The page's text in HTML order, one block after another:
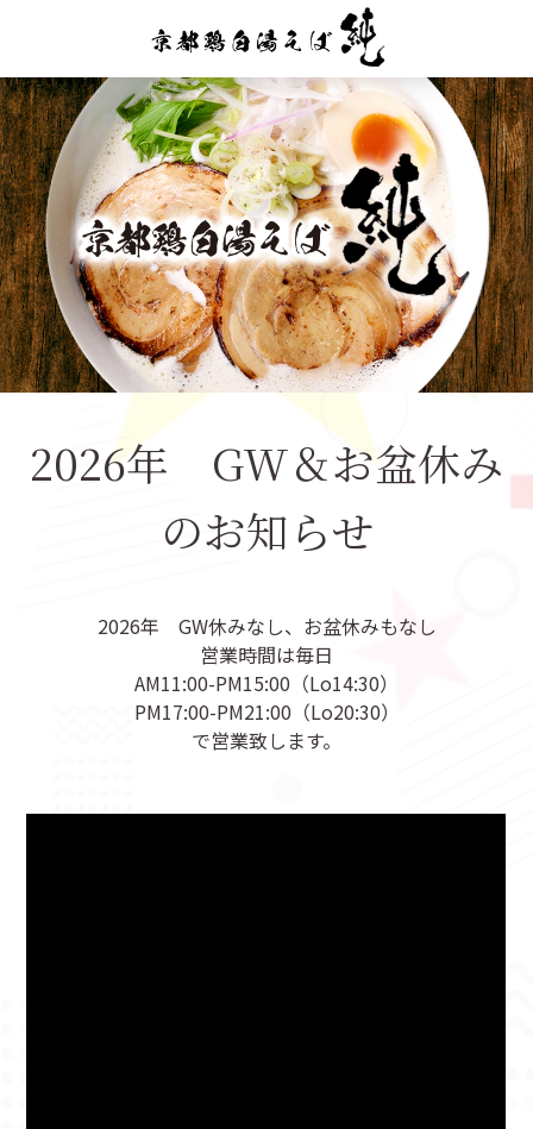
2026年 GW＆お盆休み
のお知らせ
2026年 GW休みなし、お盆休みもなし
営業時間は毎日
AM11:00-PM15:00（Lo14:30）
PM17:00-PM21:00（Lo20:30）
で営業致します。